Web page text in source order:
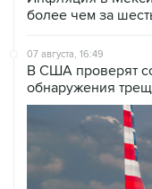
более чем за
07 августа, 16:49
В США проверят
обнаружения